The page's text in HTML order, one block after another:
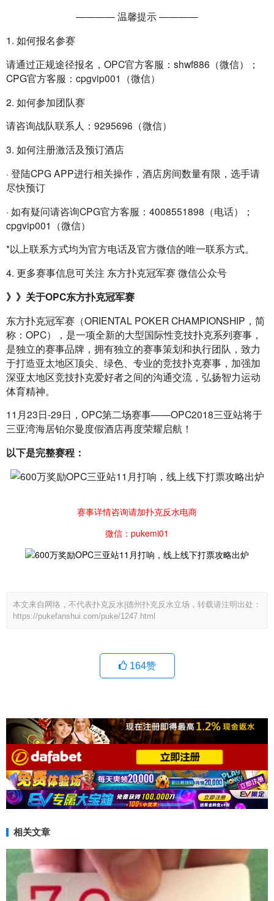
———— 温馨提示 ————
1. 如何报名参赛
请通过正规途径报名，OPC官方客服：shwf886（微信）；
CPG官方客服：cpgvip001（微信）
2. 如何参加团队赛
请咨询战队联系人：9295696（微信）
3. 如何注册激活及预订酒店
· 登陆CPG APP进行相关操作，酒店房间数量有限，选手请
尽快预订
· 如有疑问请咨询CPG官方客服：4008551898（电话）；
cpgvip001（微信）
*以上联系方式均为官方电话及官方微信的唯一联系方式。
4. 更多赛事信息可关注 东方扑克冠军赛 微信公众号
》》关于OPC东方扑克冠军赛
东方扑克冠军赛（ORIENTAL POKER CHAMPIONSHIP，简
称：OPC），是一项全新的大型国际性竞技扑克系列赛事，
是独立的赛事品牌，拥有独立的赛事策划和执行团队，致力
于打造亚太地区顶尖、绿色、专业的竞技扑克赛事，加强加
深亚太地区竞技扑克爱好者之间的沟通交流，弘扬智力运动
体育精神。
11月23日-29日，OPC第二场赛事——OPC2018三亚站将于
三亚湾海居铂尔曼度假酒店再度荣耀启航！
以下是完整赛程：
赛事详情咨询请加扑克反水电商
微信：pukemi01
本文来自网络，不代表扑克反水|德州扑克反水立场，转载请注明出处：
https://pukefanshui.com/puke/1247.html
164赞
相关文章